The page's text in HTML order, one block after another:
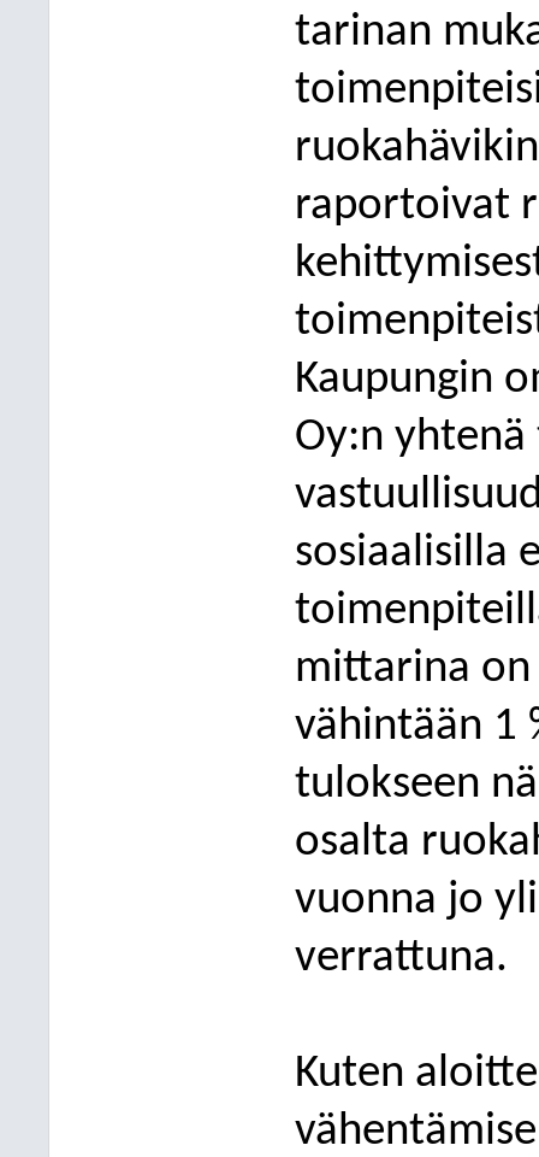
tarinan
ruokahä
raportoivat
Kaupungin
Oy:n
sosiaalisilla
mittarina on
vähintään 1
tulokseen
osalta
vuonna jo
verrattuna.
Kuten